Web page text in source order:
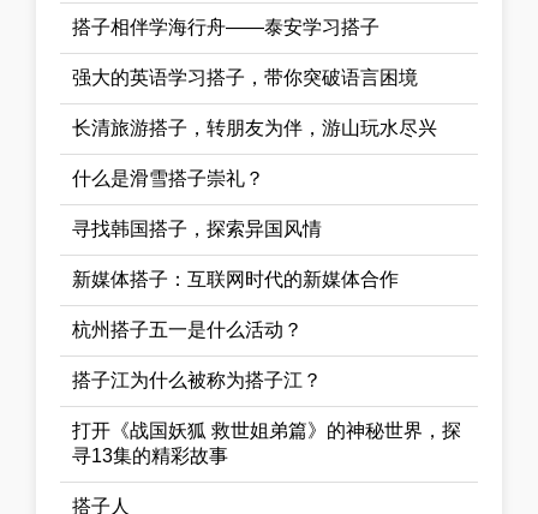
搭子相伴学海行舟——泰安学习搭子
强大的英语学习搭子，带你突破语言困境
长清旅游搭子，转朋友为伴，游山玩水尽兴
什么是滑雪搭子崇礼？
寻找韩国搭子，探索异国风情
新媒体搭子：互联网时代的新媒体合作
杭州搭子五一是什么活动？
搭子江为什么被称为搭子江？
打开《战国妖狐 救世姐弟篇》的神秘世界，探
寻13集的精彩故事
搭子人